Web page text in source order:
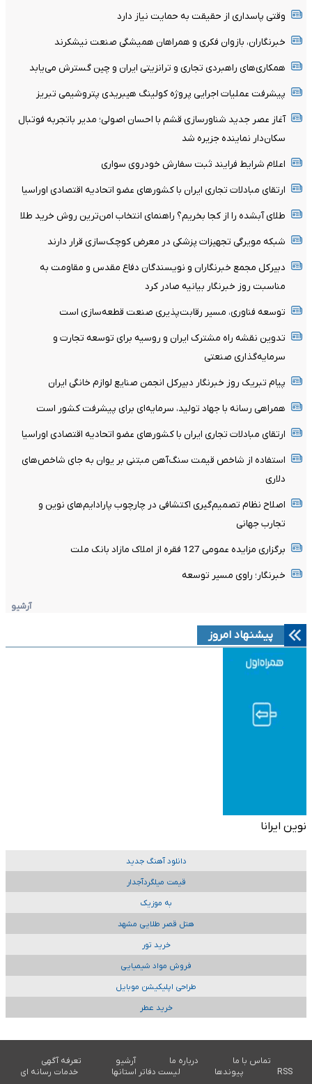
وقتی پاسداری از حقیقت به حمایت نیاز دارد
خبرنگاران، بازوان فکری و همراهان همیشگی صنعت نیشکرند
همکاری‌های راهبردی تجاری و ترانزیتی ایران و چین گسترش می‌یابد
پیشرفت عملیات اجرایی پروژه کولینگ هیبریدی پتروشیمی تبریز
آغاز عصر جدید شناورسازی قشم با احسان اصولی؛ مدیر باتجربه فوتبال
سکان‌دار نماینده جزیره شد
اعلام شرایط فرایند ثبت سفارش خودروی سواری
ارتقای مبادلات تجاری ایران با کشورهای عضو اتحادیه اقتصادی اوراسیا
طلای آبشده را از کجا بخریم؟ راهنمای انتخاب امن‌ترین روش خرید طلا
شبکه مویرگی تجهیزات پزشکی در معرض کوچک‌سازی قرار دارند
دبیرکل مجمع خبرنگاران و نویسندگان دفاع مقدس و مقاومت به
مناسبت روز خبرنگار بیانیه صادر کرد
توسعه فناوری، مسیر رقابت‌پذیری صنعت قطعه‌سازی است
تدوین نقشه راه مشترک ایران و روسیه برای توسعه تجارت و
سرمایه‌گذاری صنعتی
پیام تبریک روز خبرنگار دبیرکل انجمن صنایع لوازم خانگی ایران
همراهی رسانه با جهاد تولید، سرمایه‌ای برای پیشرفت کشور است
ارتقای مبادلات تجاری ایران با کشور‌های عضو اتحادیه اقتصادی اوراسیا
استفاده از شاخص قیمت سنگ‌آهن مبتنی بر یوان به جای شاخص‌های
دلاری
اصلاح نظام تصمیم‌گیری اکتشافی در چارچوب پارادایم‌های نوین و
تجارب جهانی
برگزاری مزایده عمومی 127 فقره از املاک مازاد بانک ملت
خبرنگار؛ راوی مسیر توسعه
آرشیو
پیشنهاد امروز
نوین ایرانا
دانلود آهنگ جدید
قیمت میلگردآجدار
به موزیک
هتل قصر طلایی مشهد
خرید تور
فروش مواد شیمیایی
طراحی اپلیکیشن موبایل
خرید عطر
تماس با ما درباره ما آرشیو
تعرفه آگهی
RSS
پیوندها لیست دفاتر استانها خدمات رسانه ای